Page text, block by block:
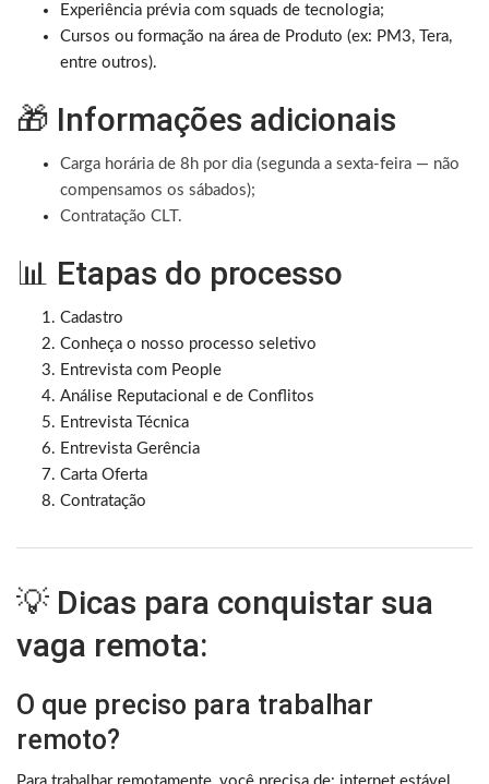
Experiência prévia com squads de tecnologia;
Cursos ou formação na área de Produto (ex: PM3, Tera,
entre outros).
🎁 Informações adicionais
Carga horária de 8h por dia (segunda a sexta-feira — não
compensamos os sábados);
Contratação CLT.
📊 Etapas do processo
Cadastro
Conheça o nosso processo seletivo
Entrevista com People
Análise Reputacional e de Conflitos
Entrevista Técnica
Entrevista Gerência
Carta Oferta
Contratação
💡 Dicas para conquistar sua
vaga remota:
O que preciso para trabalhar
remoto?